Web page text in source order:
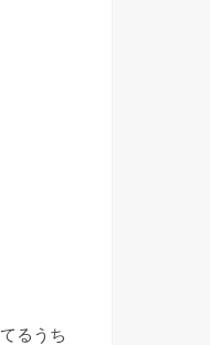
るうち